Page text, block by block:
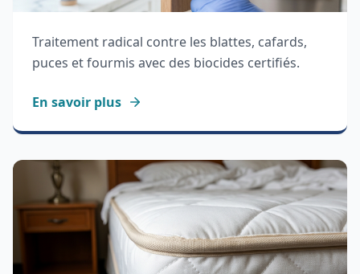
Traitement radical contre les blattes, cafards,
puces et fourmis avec des biocides certifiés.
En savoir plus